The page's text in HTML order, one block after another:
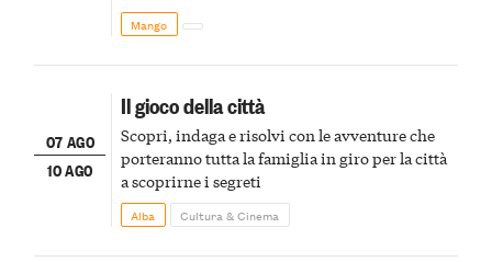
Mango
07 AGO
10 AGO
Il gioco della città
Scopri, indaga e risolvi con le avventure che
porteranno tutta la famiglia in giro per la città
a scoprirne i segreti
Alba Cultura & Cinema